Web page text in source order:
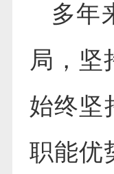
多年
局，坚
始终坚
职能优